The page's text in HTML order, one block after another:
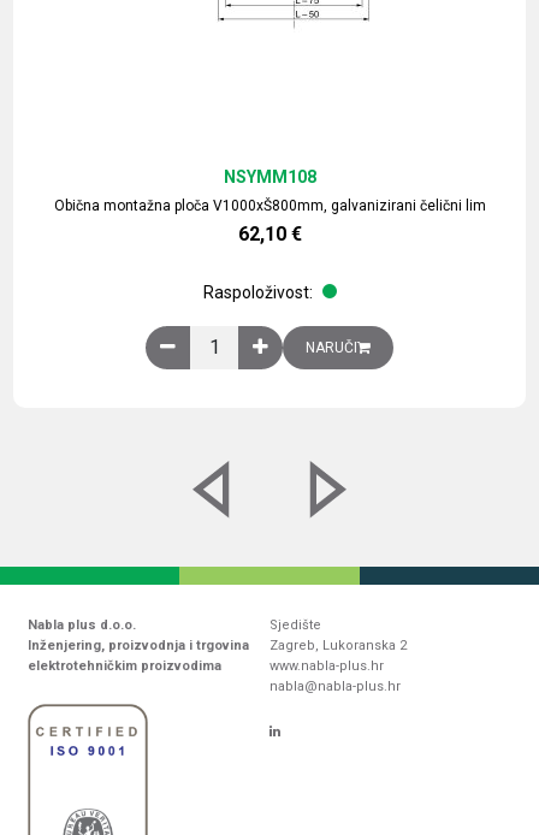
Obična montažna ploča V1000xŠ800mm, galvanizirani čelični lim
NSYMM108
62,10 €
Raspoloživost:
Obična montažna ploča V1000xŠ800mm,
NARUČI
Nabla plus d.o.o.
Inženjering, proizvodnja i trgovina
elektrotehničkim proizvodima
Sjedište
Zagreb, Lukoranska 2
www.nabla-plus.hr
nabla@nabla-plus.hr